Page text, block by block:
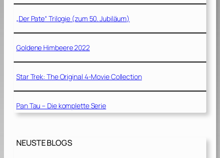
„Der Pate“ Trilogie (zum 50. Jubiläum)
Goldene Himbeere 2022
Star Trek: The Original 4-Movie Collection
Pan Tau – Die komplette Serie
NEUSTE BLOGS